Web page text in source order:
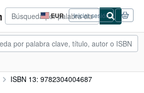
EUR
Preferencias
de
compra
del
Iniciar sesión
ISBN 13: 9782304004687